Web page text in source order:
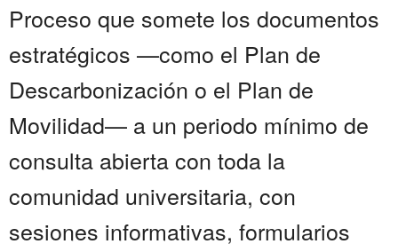
Proceso que somete los documentos
estratégicos —como el Plan de
Descarbonización o el Plan de
Movilidad— a un periodo mínimo de
consulta abierta con toda la
comunidad universitaria, con
sesiones informativas, formularios